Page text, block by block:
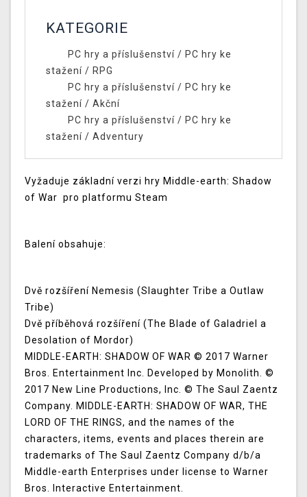
KATEGORIE
PC hry a příslušenství/ PC hry ke
stažení / RPG
PC hry a příslušenství/ PC hry ke
stažení / Akční
PC hry a příslušenství/ PC hry ke
stažení / Adventury
Vyžaduje základní verzi hry Middle-earth: Shadow
of War pro platformu Steam
Balení obsahuje:
Dvě rozšíření Nemesis (Slaughter Tribe a Outlaw
Tribe)
Dvě příběhová rozšíření (The Blade of Galadriel a
Desolation of Mordor)
MIDDLE-EARTH: SHADOW OF WAR © 2017 Warner
Bros. Entertainment Inc. Developed by Monolith. ©
2017 New Line Productions, Inc. © The Saul Zaentz
Company. MIDDLE-EARTH: SHADOW OF WAR, THE
LORD OF THE RINGS, and the names of the
characters, items, events and places therein are
trademarks of The Saul Zaentz Company d/b/a
Middle-earth Enterprises under license to Warner
Bros. Interactive Entertainment.